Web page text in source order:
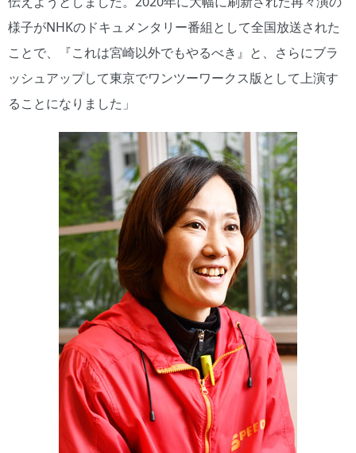
様子がNHKのドキュメンタリー番組として全国放送された
ことで、『これは宮崎以外でもやるべき』と、さらにブラ
ッシュアップして東京でワンツーワークス版として上演す
ることになりました」